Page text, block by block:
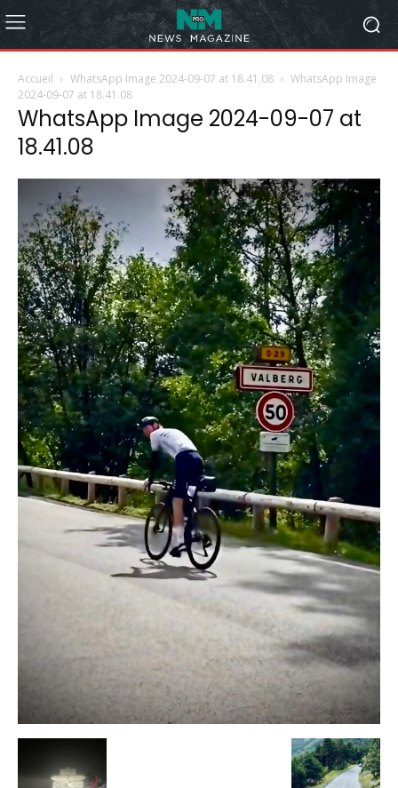
Accueil WhatsApp Image 2024-09-07 at 18.41.08
WhatsApp Image
2024-09-07 at 18.41.08
WhatsApp Image 2024-09-07 at
18.41.08